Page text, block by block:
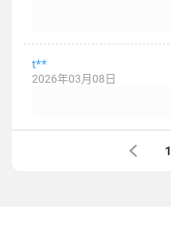
t**
2026年03月08日
1